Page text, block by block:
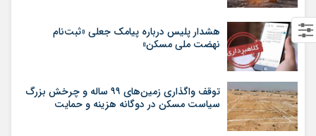
هشدار پلیس درباره پیامک جعلی «ثبت‌نام
نهضت ملی مسکن»
توقف واگذاری زمین‌های ۹۹ ساله و چرخش بزرگ
سیاست مسکن در دوگانه هزینه و حمایت